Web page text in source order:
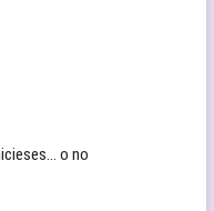
o no